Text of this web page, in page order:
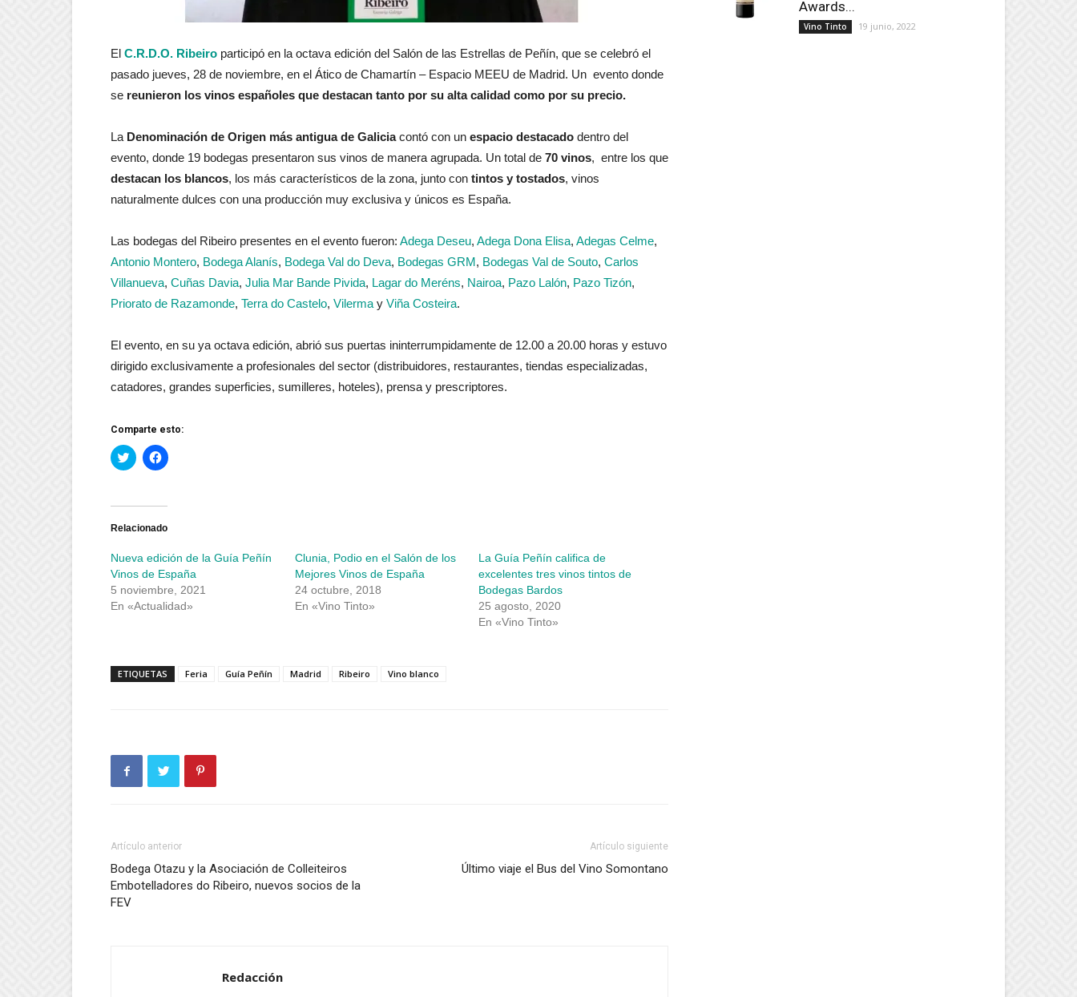
El C.R.D.O. Ribeiro participó en la octava edición del Salón de las Estrellas de Peñín, que se celebró el
pasado jueves, 28 de noviembre, en el Ático de Chamartín – Espacio MEEU de Madrid. Un evento donde
se reunieron los vinos españoles que destacan tanto por su alta calidad como por su precio.
La Denominación de Origen más antigua de Galiciacontó con un espacio destacado dentro del
evento, donde 19 bodegas presentaron sus vinos de manera agrupada. Un total de 70 vinos, entre los que
destacan los blancos, los más característicos de la zona, junto con tintos y tostados, vinos
naturalmente dulces con una producción muy exclusiva y únicos es España.
Las bodegas del Ribeiro presentes en el evento fueron: Adega Deseu, Adega Dona Elisa, Adegas Celme,
Antonio Montero, Bodega Alanís, Bodega Val do Deva, Bodegas GRM, Bodegas Val de Souto, Carlos
Villanueva, Cuñas Davia, Julia Mar Bande Pivida, Lagar do Meréns, Nairoa, Pazo Lalón, Pazo Tizón,
Priorato de Razamonde, Terra do Castelo, Vilerma y Viña Costeira.
El evento, en su ya octava edición, abrió sus puertas ininterrumpidamente de 12.00 a 20.00 horas y estuvo
dirigido exclusivamente a profesionales del sector (distribuidores, restaurantes, tiendas especializadas,
catadores, grandes superficies, sumilleres, hoteles), prensa y prescriptores.
Comparte esto:
Haz
clic
Twitter
abre
ventana
nueva)
Haz
clic
Facebook
abre
ventana
nueva)
Relacionado
Nueva edición de la Guía Peñín
Vinos de España
5 noviembre, 2021
En «Actualidad»
Clunia, Podio en el Salón de los
Mejores Vinos de España
24 octubre, 2018
En «Vino Tinto»
La Guía Peñín califica de
excelentes tres vinos tintos de
Bodegas Bardos
25 agosto, 2020
En «Vino Tinto»
ETIQUETAS Feria Guía Peñín Madrid Ribeiro Vino blanco
Artículo anterior
Bodega Otazu y la Asociación de Colleiteiros
Embotelladores do Ribeiro, nuevos socios de la
FEV
Artículo siguiente
Último viaje el Bus del Vino Somontano
Redacción
Awards...
Vino Tinto 19 junio, 2022